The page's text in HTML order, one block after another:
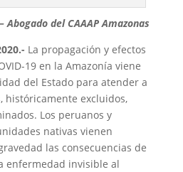
Abogado del CAAAP Amazonas
La propagación y efectos
19 en la Amazonía viene
del Estado para atender a
históricamente excluidos,
Los peruanos y
nativas vienen
las consecuencias de
enfermedad invisible al